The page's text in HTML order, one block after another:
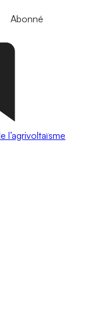
Abonné
l’agrivoltaïsme